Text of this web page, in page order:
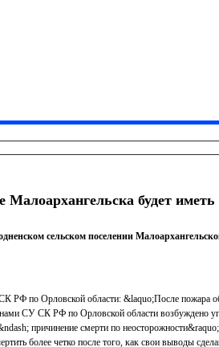
будет
сельском поселении
РФ по Орловской области: &laquo;После пожара
СУ СК РФ по Орловской области возбуждено
причинение смерти по
более четко после того, как свои выводы